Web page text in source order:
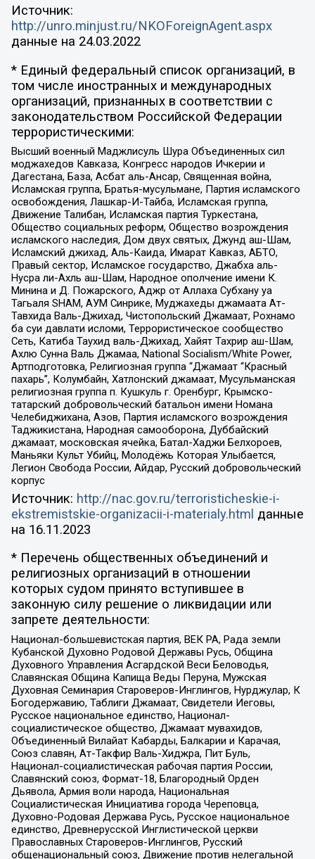
Источник:
http://unro.minjust.ru/NKOForeignAgent.aspx
данные на 24.03.2022
* Единый федеральный список организаций, в
том числе иностранных и международных
организаций, признанных в соответствии с
законодательством Российской Федерации
террористическими:
Высший военный Маджлисуль Шура Объединенных сил
моджахедов Кавказа, Конгресс народов Ичкерии и
Дагестана, База, Асбат аль-Ансар, Священная война,
Исламская группа, Братья-мусульмане, Партия исламского
освобождения, Лашкар-И-Тайба, Исламская группа,
Движение Талибан, Исламская партия Туркестана,
Общество социальных реформ, Общество возрождения
исламского наследия, Дом двух святых, Джунд аш-Шам,
Исламский джихад, Аль-Каида, Имарат Кавказ, АБТО,
Правый сектор, Исламское государство, Джабха аль-
Нусра ли-Ахль аш-Шам, Народное ополчение имени К.
Минина и Д. Пожарского, Аджр от Аллаха Субхану уа
Тагьаля SHAM, АУМ Синрике, Муджахеды джамаата Ат-
Тавхида Валь-Джихад, Чистопольский Джамаат, Рохнамо
ба суи давлати исломи, Террористическое сообщество
Сеть, Катиба Таухид валь-Джихад, Хайят Тахрир аш-Шам,
Ахлю Сунна Валь Джамаа, National Socialism/White Power,
Артподготовка, Религиозная группа “Джамаат “Красный
пахарь”, Колумбайн, Хатлонский джамаат, Мусульманская
религиозная группа п. Кушкуль г. Оренбург, Крымско-
татарский добровольческий батальон имени Номана
Челебиджихана, Азов, Партия исламского возрождения
Таджикистана, Народная самооборона, Дуббайский
джамаат, московская ячейка, Батал-Хаджи Белхороев,
Маньяки Культ Убийц, Молодёжь Которая Улыбается,
Легион Свобода России, Айдар, Русский добровольческий
корпус
Источник: http://nac.gov.ru/terroristicheskie-i-
ekstremistskie-organizacii-i-materialy.html данные
на 16.11.2023
* Перечень общественных объединений и
религиозных организаций в отношении
которых судом принято вступившее в
законную силу решение о ликвидации или
запрете деятельности:
Национал-большевистская партия, ВЕК РА, Рада земли
Кубанской Духовно Родовой Державы Русь, Община
Духовного Управления Асгардской Веси Беловодья,
Славянская Община Капища Веды Перуна, Мужская
Духовная Семинария Староверов-Инглингов, Нурджулар, К
Богодержавию, Таблиги Джамаат, Свидетели Иеговы,
Русское национальное единство, Национал-
социалистическое общество, Джамаат мувахидов,
Объединенный Вилайат Кабарды, Балкарии и Карачая,
Союз славян, Ат-Такфир Валь-Хиджра, Пит Буль,
Национал-социалистическая рабочая партия России,
Славянский союз, Формат-18, Благородный Орден
Дьявола, Армия воли народа, Национальная
Социалистическая Инициатива города Череповца,
Духовно-Родовая Держава Русь, Русское национальное
единство, Древнерусской Инглистической церкви
Православных Староверов-Инглингов, Русский
общенациональный союз, Движение против нелегальной